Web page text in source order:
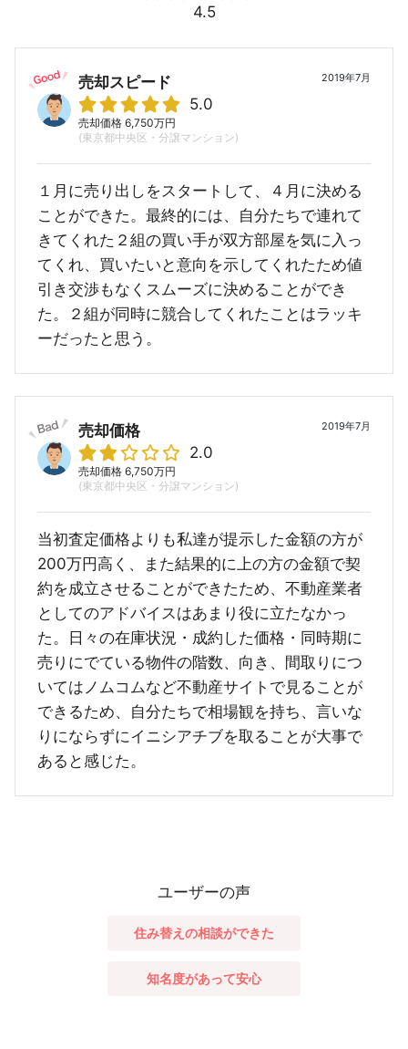
4.5
2019年7月
売却スピード
5.0
売却価格 6,750万円
(東京都中央区・分譲マンション)
１月に売り出しをスタートして、４月に決める
ことができた。最終的には、自分たちで連れて
きてくれた２組の買い手が双方部屋を気に入っ
てくれ、買いたいと意向を示してくれたため値
引き交渉もなくスムーズに決めることができ
た。２組が同時に競合してくれたことはラッキ
ーだったと思う。
2019年7月
売却価格
2.0
売却価格 6,750万円
(東京都中央区・分譲マンション)
当初査定価格よりも私達が提示した金額の方が
200万円高く、また結果的に上の方の金額で契
約を成立させることができたため、不動産業者
としてのアドバイスはあまり役に立たなかっ
た。日々の在庫状況・成約した価格・同時期に
売りにでている物件の階数、向き、間取りにつ
いてはノムコムなど不動産サイトで見ることが
できるため、自分たちで相場観を持ち、言いな
りにならずにイニシアチブを取ることが大事で
あると感じた。
ユーザーの声
住み替えの相談ができた
知名度があって安心